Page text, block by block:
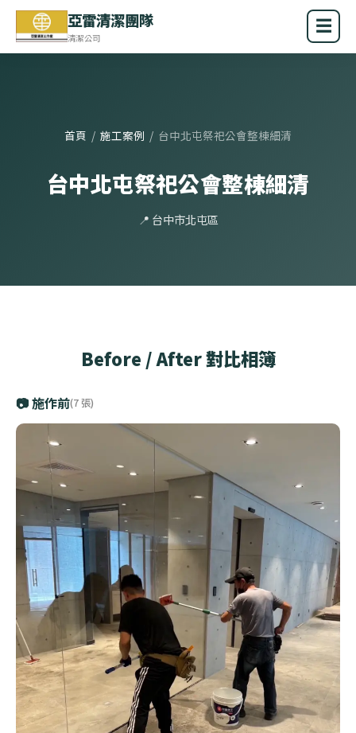
亞雷清潔團隊
清潔公司
☰
首頁 / 施工案例 / 台中北屯祭祀公會整棟細清
台中北屯祭祀公會整棟細清
📍 台中市北屯區
Before / After 對比相簿
📷 施作前(7 張)